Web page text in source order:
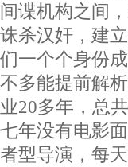
间谍机构之间
诛杀汉奸，建
们一个个身份
不多能提前解
业20多年，总
七年没有电影
者型导演，每